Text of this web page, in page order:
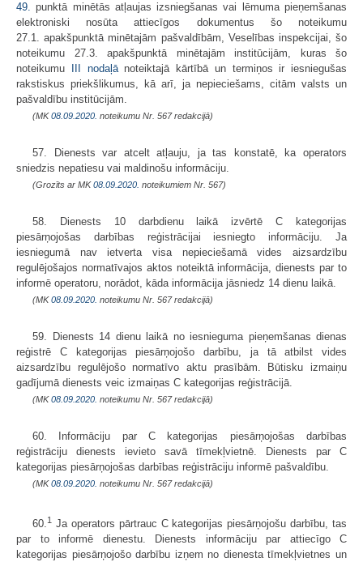
49. punktā minētās atļaujas izsniegšanas vai lēmuma pieņemšanas
elektroniski nosūta attiecīgos dokumentus šo noteikumu
27.1. apakšpunktā minētajām pašvaldībām, Veselības inspekcijai, šo
noteikumu 27.3. apakšpunktā minētajām institūcijām, kuras šo
noteikumu III nodaļānoteiktajā kārtībā un termiņos ir iesniegušas
rakstiskus priekšlikumus, kā arī, ja nepieciešams, citām valsts un
pašvaldību institūcijām.
(MK08.09.2020. noteikumu Nr. 567 redakcijā)
57. Dienests var atcelt atļauju, ja tas konstatē, ka operators
sniedzis nepatiesu vai maldinošu informāciju.
(Grozīts ar MK08.09.2020. noteikumiem Nr. 567)
58. Dienests 10 darbdienu laikā izvērtē C kategorijas
piesārņojošas darbības reģistrācijai iesniegto informāciju. Ja
iesniegumā nav ietverta visa nepieciešamā vides aizsardzību
regulējošajos normatīvajos aktos noteiktā informācija, dienests par to
informē operatoru, norādot, kāda informācija jāsniedz 14 dienu laikā.
(MK08.09.2020. noteikumu Nr. 567 redakcijā)
59. Dienests 14 dienu laikā no iesnieguma pieņemšanas dienas
reģistrē C kategorijas piesārņojošo darbību, ja tā atbilst vides
aizsardzību regulējošo normatīvo aktu prasībām. Būtisku izmaiņu
gadījumā dienests veic izmaiņas C kategorijas reģistrācijā.
(MK08.09.2020. noteikumu Nr. 567 redakcijā)
60. Informāciju par C kategorijas piesārņojošas darbības
reģistrāciju dienests ievieto savā tīmekļvietnē. Dienests par C
kategorijas piesārņojošas darbības reģistrāciju informē pašvaldību.
(MK08.09.2020. noteikumu Nr. 567 redakcijā)
60.1 Ja operators pārtrauc C kategorijas piesārņojošu darbību, tas
par to informē dienestu. Dienests informāciju par attiecīgo C
kategorijas piesārņojošo darbību izņem no dienesta tīmekļvietnes un